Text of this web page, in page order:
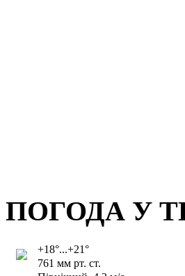
ПОГОДА У
+18°...+21°
761 мм рт. ст.